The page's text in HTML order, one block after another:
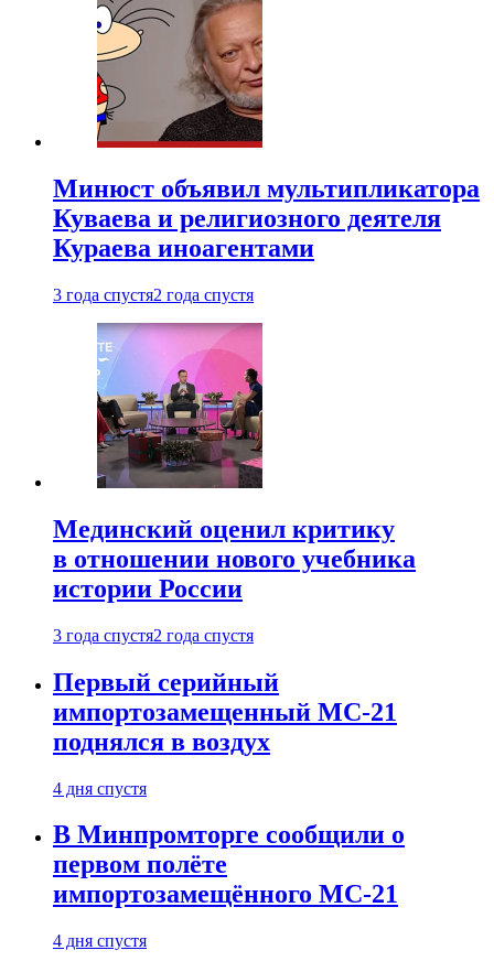
Минюст объявил мультипликатора
Куваева и религиозного деятеля
Кураева иноагентами
3 года спустя2 года спустя
Мединский оценил критику
в отношении нового учебника
истории России
3 года спустя2 года спустя
Первый серийный
импортозамещенный МС-21
поднялся в воздух
4 дня спустя
В Минпромторге сообщили о
первом полёте
импортозамещённого МС-21
4 дня спустя